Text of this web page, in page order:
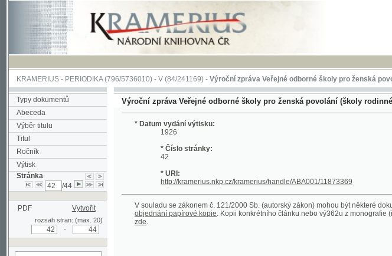
KRAMERIUS-PERIODIKA(796/5736010) -V(84/241169) -Výroční zpráva Veřejné odborné školy pro ženská povolání (školy
Typy dokumentů
Abeceda
Výběr titulu
Titul
Ročník
Výtisk
Stránka
PDF Vytvořit
rozsah stran: (max. 20)
stránce
Výroční zpráva Veřejné odborné školy pro ženská povolání (školy rodinné a
* Datum vydání výtisku:
1926
* Číslo stránky:
* URI:
V souladu se zákonem č. 121/2000 Sb. (autorský zákon) mohou být některé dokumenty
objednání papírové kopie. Kopii konkrétního článku nebo vý362u z monografie (i
.